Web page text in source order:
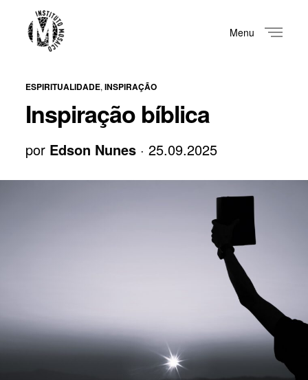
Menu
ESPIRITUALIDADE,INSPIRAÇÃO
Inspiração bíblica
por Edson Nunes · 25.09.2025